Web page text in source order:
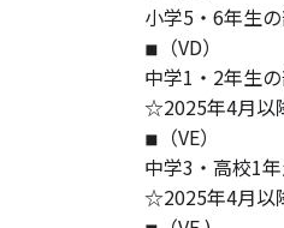
小学5・6年生の
◾︎（VD）
中学1・2年生
☆2025年4月以
◾︎（VE）
中学3・高
☆2025年4月以